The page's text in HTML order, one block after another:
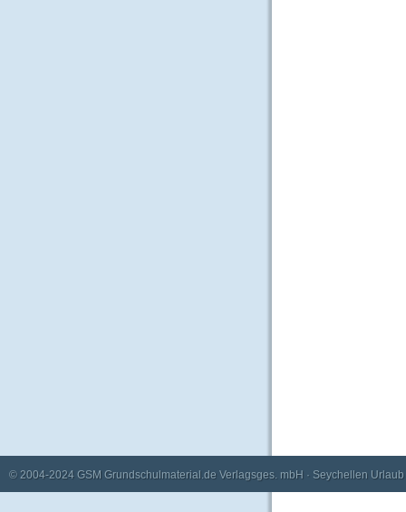
© 2004-2024 GSM Grundschulmaterial.de Verlagsges. mbH · Seychellen Urlaub